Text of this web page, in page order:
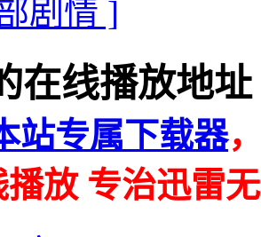
剧情 ]
线播放地址 ·
站专属下载器
放 专治迅雷